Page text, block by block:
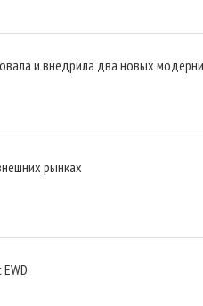
и внедрила два новых
рынках